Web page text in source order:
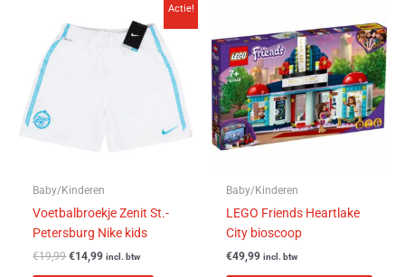
Actie!
Baby/Kinderen
Voetbalbroekje Zenit St.-
Petersburg Nike kids
€19,99
was:
€14,99
is:
€14,99.
incl. btw
product
heeft
meerdere
variaties.
Deze
optie
op
Baby/Kinderen
LEGO Friends Heartlake
City bioscoop
€49,99 incl. btw